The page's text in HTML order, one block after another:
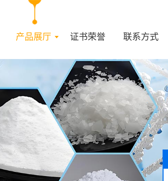
产品展厅 证书荣誉 联系方式